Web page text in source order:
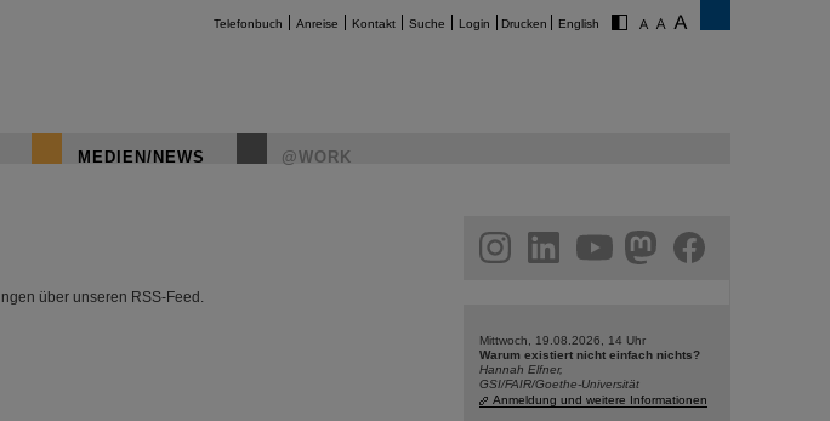
Telefonbuch Anreise Kontakt Suche Login Drucken English
MEDIEN/NEWS @WORK
über unseren RSS-Feed.
facebook
Mittwoch, 19.08.2026, 14 Uhr
Warum existiert nicht einfach nichts?
Hannah Elfner,
GSI/FAIR/Goethe-Universität
Anmeldung und weitere Informationen